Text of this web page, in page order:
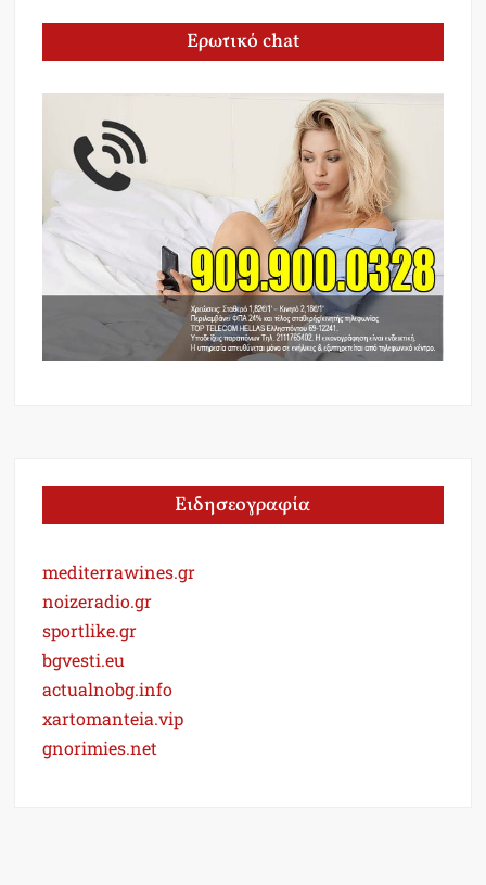
Ερωτικό chat
Ειδησεογραφία
mediterrawines.gr
noizeradio.gr
sportlike.gr
bgvesti.eu
actualnobg.info
xartomanteia.vip
gnorimies.net